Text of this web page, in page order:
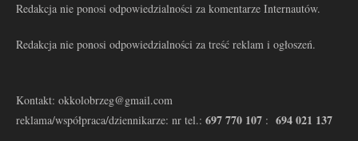
Redakcja nie ponosi odpowiedzialności za komentarze Internautów.
Redakcja nie ponosi odpowiedzialności za treść reklam i ogłoszeń.
Kontakt: okkolobrzeg@gmail.com
reklama/współpraca/dziennikarze: nr tel.: 697 770 107 : 694 021 137